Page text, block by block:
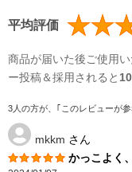
平均評価
商品が届いた後ご使用い
ー投稿＆採用されると
3人の方が、｢このレビューが
mkkm さん
かっこよく